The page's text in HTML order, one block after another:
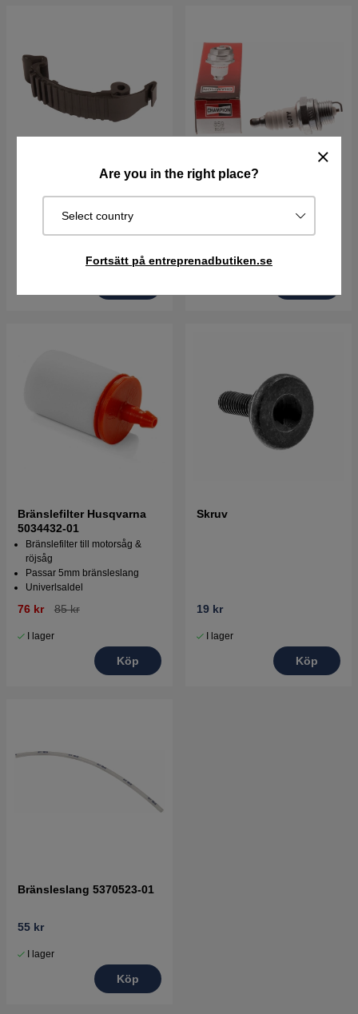
Are you in the right place?
Select country
Fortsätt på entreprenadbutiken.se
Snäppe 5953030-03
52 kr
Tändstift Rcj7Y
57 kr
I lager
Bränslefilter Husqvarna
5034432-01
Bränslefilter till motorsåg &
röjsåg
Passar 5mm bränsleslang
Univerlsaldel
76 kr 85 kr
I lager
Köp
Skruv
19 kr
I lager
Köp
Bränsleslang 5370523-01
55 kr
I lager
Köp